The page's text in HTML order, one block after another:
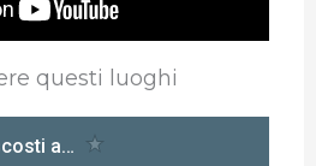
questi luoghi